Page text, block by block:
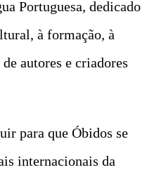
Portuguesa, dedicado
à formação, à
autores e criadores
para que Óbidos se
internacionais da